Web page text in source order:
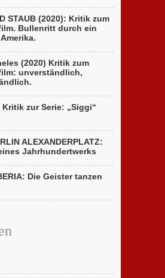
STAUB (2020): Kritik zum
Bullenritt durch ein
(2020) Kritik zum
unverständlich,
Kritik zur Serie: „Siggi“
ALEXANDERPLATZ:
Jahrhundertwerks
Die Geister tanzen